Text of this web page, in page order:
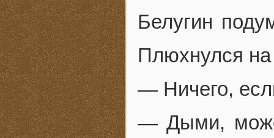
Белугин
Плюхнулся
— Ничего,
— Дыми,